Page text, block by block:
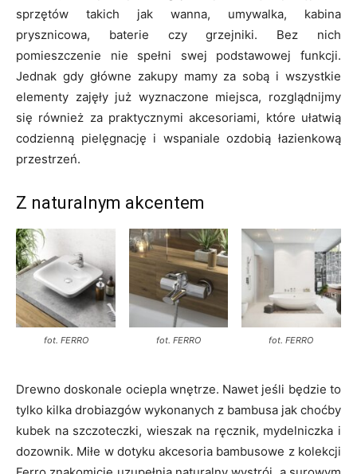
sprzętów takich jak wanna, umywalka, kabina
prysznicowa, baterie czy grzejniki. Bez nich
pomieszczenie nie spełni swej podstawowej funkcji.
Jednak gdy główne zakupy mamy za sobą i wszystkie
elementy zajęły już wyznaczone miejsca, rozglądnijmy
się również za praktycznymi akcesoriami, które ułatwią
codzienną pielęgnację i wspaniale ozdobią łazienkową
przestrzeń.
Z naturalnym akcentem
fot. FERRO fot. FERRO fot. FERRO
Drewno doskonale ociepla wnętrze. Nawet jeśli będzie to
tylko kilka drobiazgów wykonanych z bambusa jak choćby
kubek na szczoteczki, wieszak na ręcznik, mydelniczka i
dozownik. Miłe w dotyku akcesoria bambusowe z kolekcji